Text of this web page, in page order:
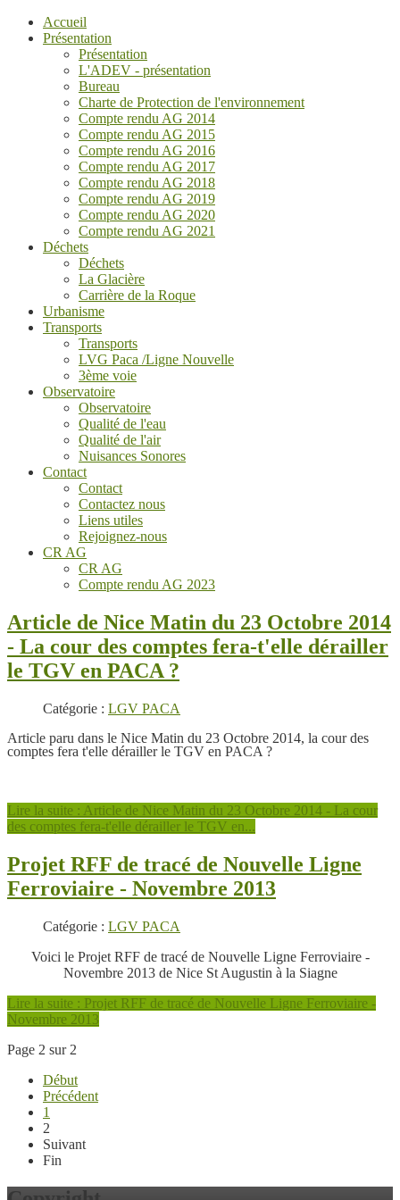
Accueil
Présentation
Présentation
L'ADEV - présentation
Bureau
Charte de Protection de l'environnement
Compte rendu AG 2014
Compte rendu AG 2015
Compte rendu AG 2016
Compte rendu AG 2017
Compte rendu AG 2018
Compte rendu AG 2019
Compte rendu AG 2020
Compte rendu AG 2021
Déchets
Déchets
La Glacière
Carrière de la Roque
Urbanisme
Transports
Transports
LVG Paca /Ligne Nouvelle
3ème voie
Observatoire
Observatoire
Qualité de l'eau
Qualité de l'air
Nuisances Sonores
Contact
Contact
Contactez nous
Liens utiles
Rejoignez-nous
CR AG
CR AG
Compte rendu AG 2023
Article de Nice Matin du 23 Octobre 2014
- La cour des comptes fera-t'elle dérailler
le TGV en PACA ?
Catégorie : LGV PACA
Article paru dans le Nice Matin du 23 Octobre 2014, la cour des
comptes fera t'elle dérailler le TGV en PACA ?
Lire la suite : Article de Nice Matin du 23 Octobre 2014 - La cour
des comptes fera-t'elle dérailler le TGV en...
Projet RFF de tracé de Nouvelle Ligne
Ferroviaire - Novembre 2013
Catégorie : LGV PACA
Voici le Projet RFF de tracé de Nouvelle Ligne Ferroviaire -
Novembre 2013 de Nice St Augustin à la Siagne
Lire la suite : Projet RFF de tracé de Nouvelle Ligne Ferroviaire -
Novembre 2013
Page 2 sur 2
Début
Précédent
1
2
Suivant
Fin